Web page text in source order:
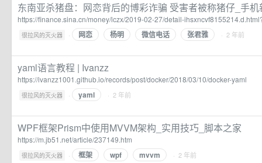
东南亚杀猪盘：网恋背后的博彩诈骗 受害者被称猪仔_手机
https://finance.sina.cn/money/lczx/2019-02-27/detail-
很拉风的灭火器 · 网恋 杨明 微信电话 张君雅 · 2 年前
yaml语言教程 | Ivanzz
https://ivanzz1001.github.io/records/post/docker/2018/03/10/docker-yaml
很拉风的灭火器 · yaml · 2 年前
WPF框架Prism中使用MVVM架构_实用技巧_脚本之家
https://m.jb51.net/article/237149.htm
很拉风的灭火器 · 框架 wpf mvvm · 2 年前